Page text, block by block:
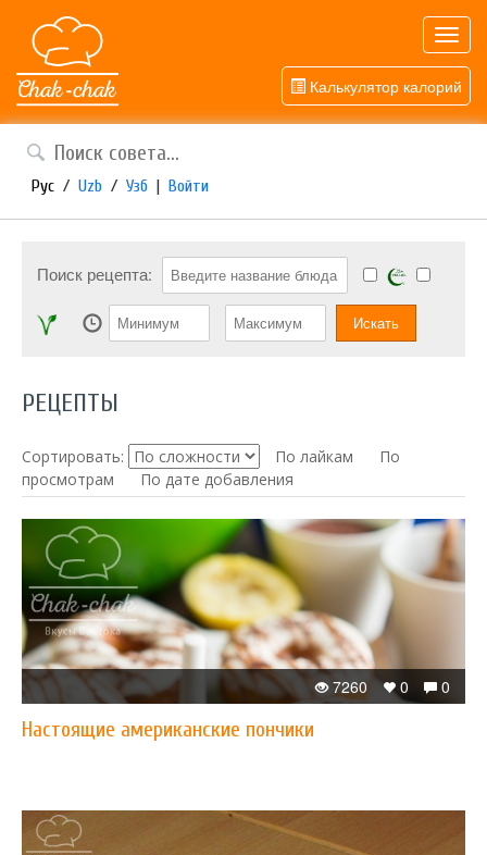
Калькулятор калорий
Рус / Uzb / Узб | Войти
Поиск рецепта:
РЕЦЕПТЫ
Сортировать: По лайкам
По
просмотрам
По дате добавления
0
0
7260
Настоящие американские пончики